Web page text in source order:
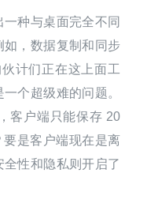
种与桌面完全不同
如，数据复制和同步
计们正在这上面工
个超级难的问题。
客户端只能保存 20
是客户端现在是离
性和隐私则开启了